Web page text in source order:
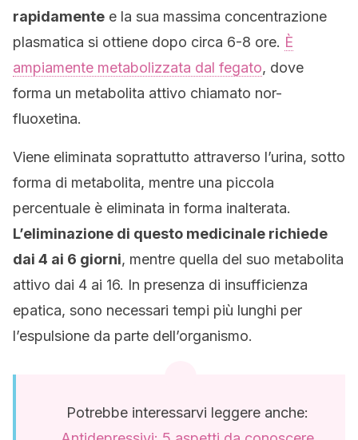
rapidamente e la sua massima concentrazione
plasmatica si ottiene dopo circa 6-8 ore. È
ampiamente metabolizzata dal fegato, dove
forma un metabolita attivo chiamato nor-
fluoxetina.
Viene eliminata soprattutto attraverso l’urina, sotto
forma di metabolita, mentre una piccola
percentuale è eliminata in forma inalterata.
L’eliminazione di questo medicinale richiede
dai 4 ai 6 giorni, mentre quella del suo metabolita
attivo dai 4 ai 16. In presenza di insufficienza
epatica, sono necessari tempi più lunghi per
l’espulsione da parte dell’organismo.
Potrebbe interessarvi leggere anche: